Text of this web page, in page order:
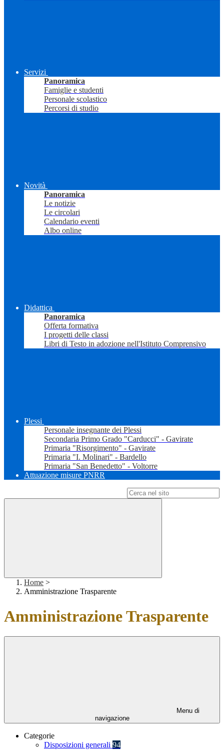
Servizi
Panoramica
Famiglie e studenti
Personale scolastico
Percorsi di studio
Novità
Panoramica
Le notizie
Le circolari
Calendario eventi
Albo online
Didattica
Panoramica
Offerta formativa
I progetti delle classi
Libri di Testo in adozione nell'Istituto Comprensivo
Plessi
Personale insegnante dei Plessi
Secondaria Primo Grado "Carducci" - Gavirate
Primaria "Risorgimento" - Gavirate
Primaria "I. Molinari" - Bardello
Primaria "San Benedetto" - Voltorre
Attuazione misure PNRR
Home >
Amministrazione Trasparente
Amministrazione Trasparente
Menu di
navigazione
Categorie
Disposizioni generali 94